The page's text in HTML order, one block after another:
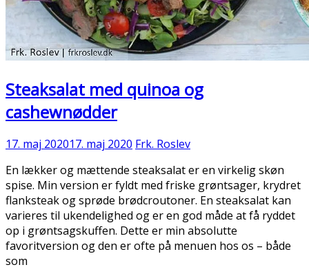
Steaksalat med quinoa og
cashewnødder
17. maj 202017. maj 2020 Frk. Roslev
En lækker og mættende steaksalat er en virkelig skøn
spise. Min version er fyldt med friske grøntsager, krydret
flanksteak og sprøde brødcroutoner. En steaksalat kan
varieres til ukendelighed og er en god måde at få ryddet
op i grøntsagskuffen. Dette er min absolutte
favoritversion og den er ofte på menuen hos os – både
som